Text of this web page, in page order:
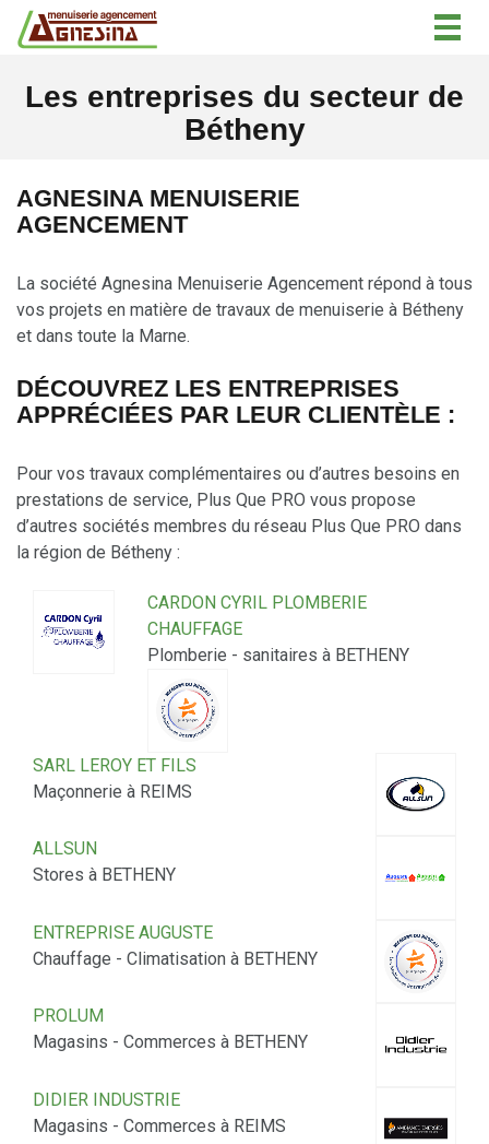
Les entreprises du secteur de
Bétheny
AGNESINA MENUISERIE
AGENCEMENT
La société Agnesina Menuiserie Agencement répond à tous
vos projets en matière de travaux de menuiserie à Bétheny
et dans toute la Marne.
DÉCOUVREZ LES ENTREPRISES
APPRÉCIÉES PAR LEUR CLIENTÈLE :
Pour vos travaux complémentaires ou d’autres besoins en
prestations de service, Plus Que PRO vous propose
d’autres sociétés membres du réseau Plus Que PRO dans
la région de Bétheny :
CARDON CYRIL PLOMBERIE
CHAUFFAGE
Plomberie - sanitaires à BETHENY
SARL LEROY ET FILS
Maçonnerie à REIMS
ALLSUN
Stores à BETHENY
ENTREPRISE AUGUSTE
Chauffage - Climatisation à BETHENY
PROLUM
Magasins - Commerces à BETHENY
DIDIER INDUSTRIE
Magasins - Commerces à REIMS